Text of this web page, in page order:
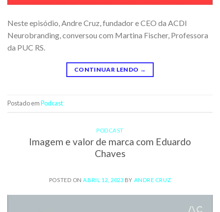
Neste episódio, Andre Cruz, fundador e CEO da ACDI
Neurobranding, conversou com Martina Fischer, Professora
da PUC RS.
CONTINUAR LENDO →
Postado emPodcast
PODCAST
Imagem e valor de marca com Eduardo
Chaves
POSTED ON ABRIL 12, 2023 BY ANDRE CRUZ